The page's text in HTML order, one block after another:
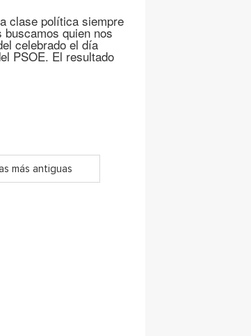
clase política siempre
quien nos
celebrado el día
PSOE. El resultado
más antiguas